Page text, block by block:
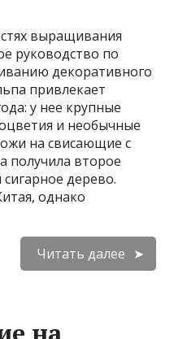
выращивания
руководство по
декоративного
привлекает
у нее крупные
и необычные
на свисающие с
получила второе
дерево.
однако
Читать далее
на